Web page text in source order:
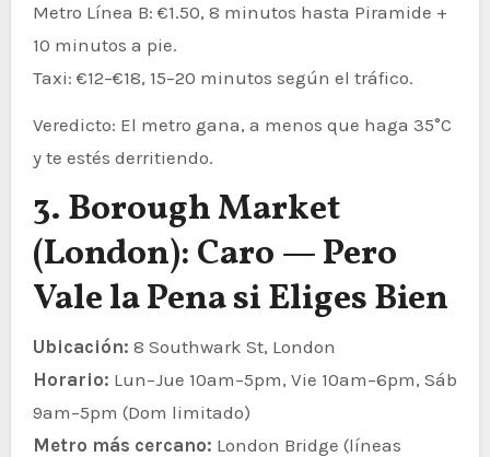
Metro Línea B: €1.50, 8 minutos hasta Piramide +
10 minutos a pie.
Taxi: €12–€18, 15–20 minutos según el tráfico.
Veredicto: El metro gana, a menos que haga 35°C
y te estés derritiendo.
3. Borough Market
(London): Caro — Pero
Vale la Pena si Eliges Bien
Ubicación: 8 Southwark St, London
Horario: Lun–Jue 10am–5pm, Vie 10am–6pm, Sáb
9am–5pm (Dom limitado)
Metro más cercano: London Bridge (líneas